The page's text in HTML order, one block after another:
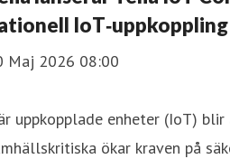
Maj 2026 08:00
uppkopplade enheter (IoT) blir
ökar kraven på